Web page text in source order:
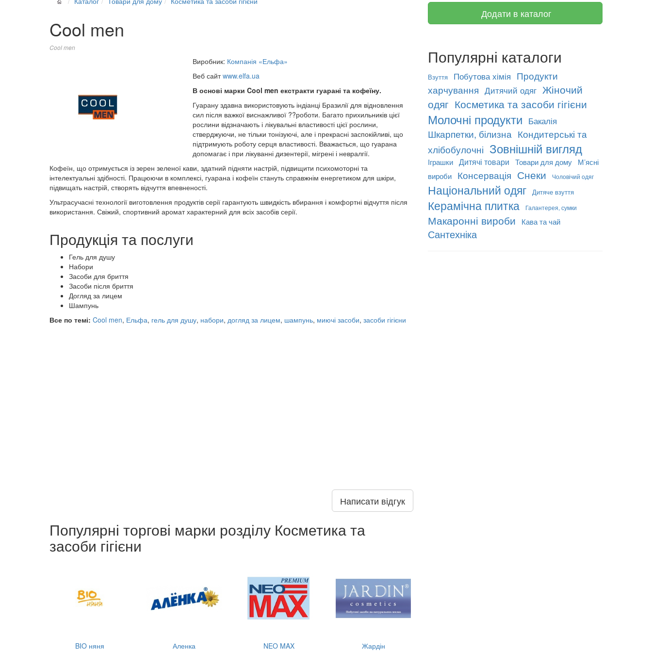
Cool men
Cool men
Виробник: Компанія «Ельфа»
Веб сайтwww.elfa.ua
В основі марки Cool men екстракти гуарані та кофеїну.
Гуарану здавна використовують індіанці Бразилії для відновлення
сил після важкої виснажливої ??роботи. Багато прихильників цієї
рослини відзначають і лікувальні властивості цієї рослини,
стверджуючи, не тільки тонізуючі, але і прекрасні заспокійливі, що
підтримують роботу серця властивості. Вважається, що гуарана
допомагає і при лікуванні дизентерії, мігрені і невралгії.
Кофеїн, що отримується із зерен зеленої кави, здатний підняти настрій, підвищити психомоторні та
інтелектуальні здібності. Працюючи в комплексі, гуарана і кофеїн стануть справжнім енергетиком для шкіри,
підвищать настрій, створять відчуття впевненості.
Ультрасучасні технології виготовлення продуктів серії гарантують швидкість вбирання і комфортні відчуття після
використання. Свіжий, спортивний аромат характерний для всіх засобів серії.
Продукція та послуги
Гель для душу
Набори
Засоби для бриття
Засоби після бриття
Догляд за лицем
Шампунь
Все по темі: Cool men, Ельфа, гель для душу, набори, догляд за лицем, шампунь, миючі засоби, засоби гігієни
Написати відгук
Популярні торгові марки розділу Косметика та
засоби гігієни
BIO няня Аленка NEO MAX Жардін
Додати в каталог
Популярні каталоги
Взуття Побутова хімія Продукти
харчування Дитячий одяг Жіночий
одяг Косметика та засоби гігієни
Молочні продукти Бакалія
Шкарпетки, білизна Кондитерські та
хлібобулочні Зовнішній вигляд
Іграшки Дитячі товари Товари для дому
М’ясні
вироби
Консервація Снеки Чоловічий одяг
Національний одяг Дитяче взуття
Керамічна плитка Галантерея, сумки
Макаронні вироби Кава та чай
Сантехніка